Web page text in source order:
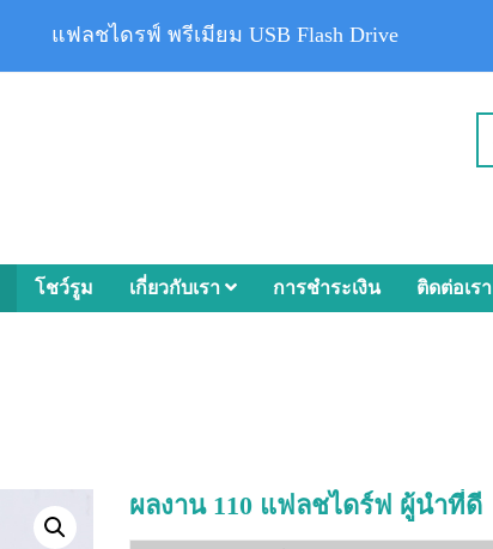
โชว์รูม เกี่ยวกับเรา การชำระเงิน ติดต่อเรา
ผลงาน 110 แฟลชไดร์ฟ ผู้นำที่ดี
แฟลชไดรฟ์ พรีเมียม USB Flash Drive